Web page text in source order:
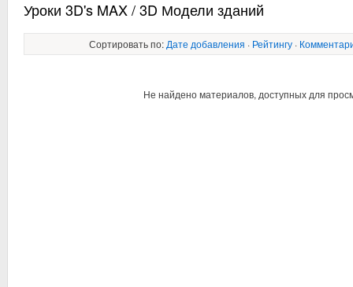
Уроки 3D's MAX / 3D Модели зданий
Сортировать по: Дате добавления · Рейтингу ·
Не найдено материалов, доступных для